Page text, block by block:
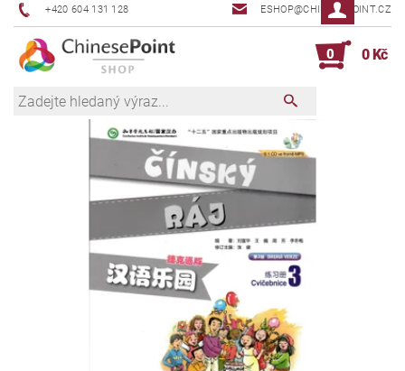
+420 604 131 128 ESHOP@CHINESEPOINT.CZ
0 0 Kč